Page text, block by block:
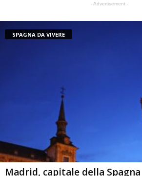
- Advertisement -
SPAGNA DA VIVERE
Madrid, capitale della Spagna